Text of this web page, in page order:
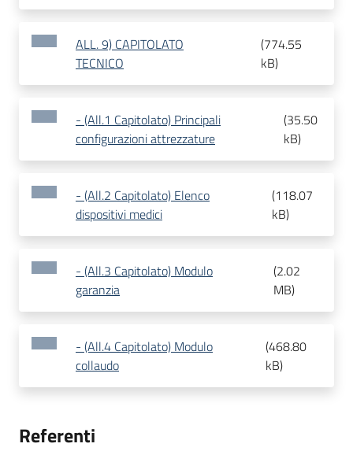
ALL. 9) CAPITOLATO
TECNICO
(774.55
kB)
- (All.1 Capitolato) Principali
configurazioni attrezzature
(35.50
kB)
- (All.2 Capitolato) Elenco
dispositivi medici
(118.07
kB)
- (All.3 Capitolato) Modulo
garanzia
(2.02
MB)
- (All.4 Capitolato) Modulo
collaudo
(468.80
kB)
Referenti